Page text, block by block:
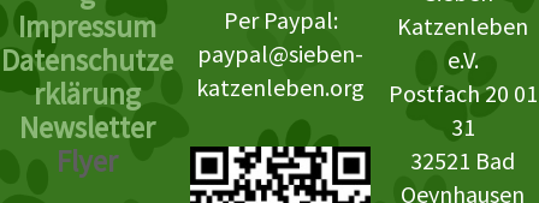
Impressum
Datenschutze
rklärung
Newsletter
Flyer
Per Paypal:
paypal@sieben-
katzenleben.org
Katzenleben
e.V.
Postfach 20 01
31
32521 Bad
Oeynhausen